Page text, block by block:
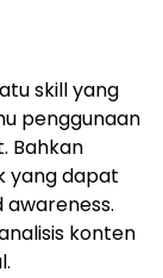
skill yang
penggunaan
Bahkan
yang dapat
konten